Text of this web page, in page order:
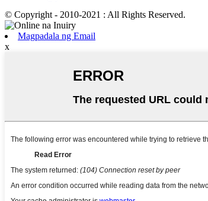
© Copyright - 2010-2021 : All Rights Reserved.
Magpadala ng Email
x